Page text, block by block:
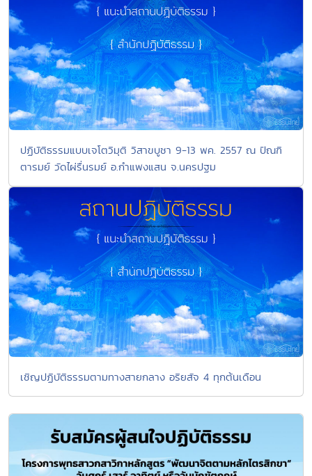
ปฏิบัติธรรมแบบเจโตวิมุติ วิสาขบูชา 9-13 พค. 2557 ณ ปัณฑิ
ตารมย์ วัดไผ่รื่นรมย์ อ.กำแพงแสน จ.นครปฐม
เชิญปฏิบัติธรรมตามทางสายกลาง อริยสัจ 4 ทุกต้นเดือน